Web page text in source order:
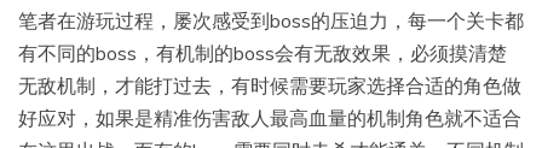
笔者在游玩过程，屡次感受到boss的压迫力，每一个关卡都
有不同的boss，有机制的boss会有无敌效果，必须摸清楚
无敌机制，才能打过去，有时候需要玩家选择合适的角色做
好应对，如果是精准伤害敌人最高血量的机制角色就不适合